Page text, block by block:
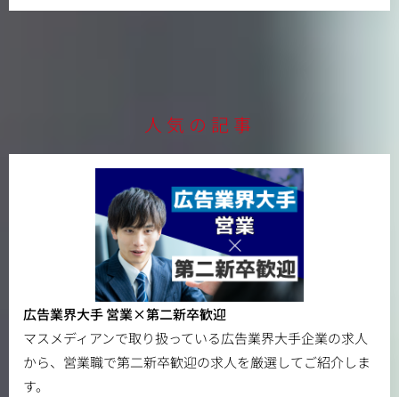
人気の記事
広告業界大手 営業×第二新卒歓迎
マスメディアンで取り扱っている広告業界大手企業の求人
から、営業職で第二新卒歓迎の求人を厳選してご紹介しま
す。